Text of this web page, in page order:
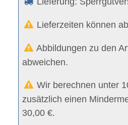
Lieferzeiten können
Abbildungen zu den
abweichen.
Wir berechnen unter
zusätzlich einen
30,00 €.